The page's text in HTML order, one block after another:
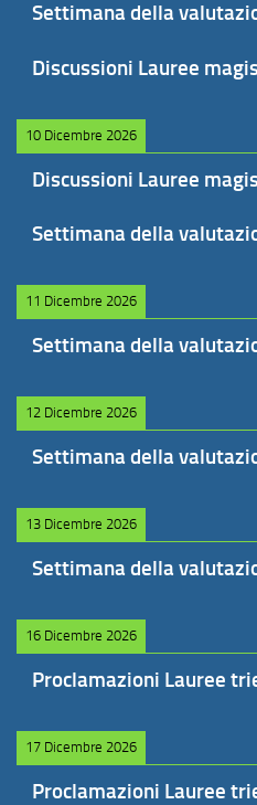
Settimana della
Discussioni Lauree
10 Dicembre 2026
Discussioni Lauree
Settimana della
11 Dicembre 2026
Settimana della
12 Dicembre 2026
Settimana della
13 Dicembre 2026
Settimana della
16 Dicembre 2026
Proclamazioni Lauree
17 Dicembre 2026
Proclamazioni Lauree